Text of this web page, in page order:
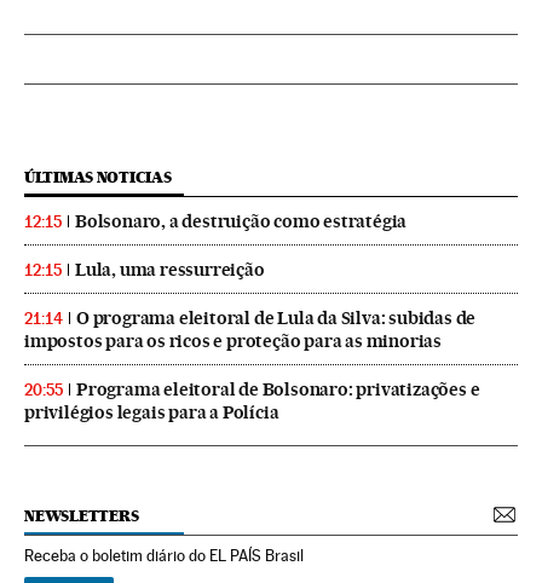
ÚLTIMAS NOTICIAS
12:15 Bolsonaro, a destruição como estratégia
12:15 Lula, uma ressurreição
21:14
O programa eleitoral de Lula da Silva: subidas de
impostos para os ricos e proteção para as minorias
20:55
Programa eleitoral de Bolsonaro: privatizações e
privilégios legais para a Polícia
NEWSLETTERS
Receba o boletim diário do EL PAÍS Brasil